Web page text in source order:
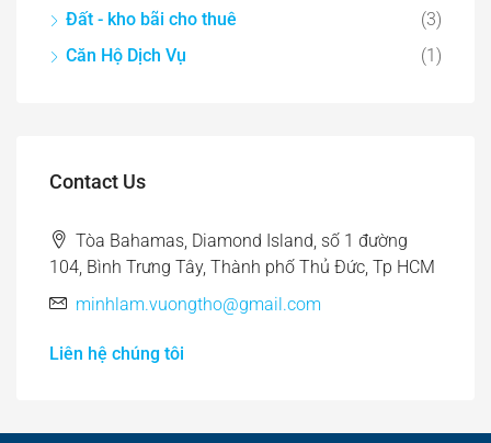
Đất - kho bãi cho thuê
(3)
Căn Hộ Dịch Vụ
(1)
Contact Us
Tòa Bahamas, Diamond Island, số 1 đường
104, Bình Trưng Tây, Thành phố Thủ Đức, Tp HCM
minhlam.vuongtho@gmail.com
Liên hệ chúng tôi